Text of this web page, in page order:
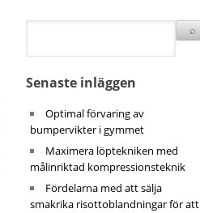
Senaste inläggen
Optimal förvaring av
bumpervikter i gymmet
Maximera löptekniken med
målinriktad kompressionsteknik
Fördelarna med att sälja
smakrika risottoblandningar för att